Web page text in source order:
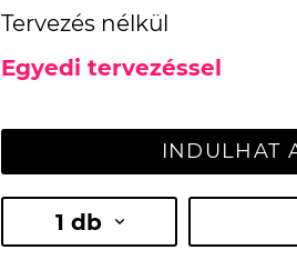
Tervezés nélkül
Egyedi tervezéssel
INDULHAT
1 db